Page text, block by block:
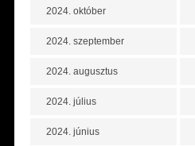
2024. október
2024. szeptember
2024. augusztus
2024. július
2024. június